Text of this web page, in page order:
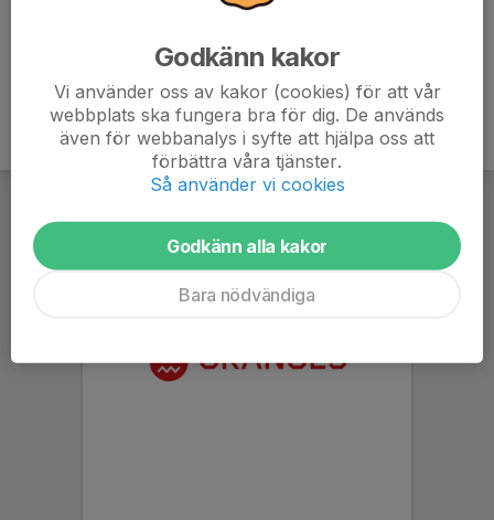
Godkänn kakor
Vi använder oss av kakor (cookies) för att vår
webbplats ska fungera bra för dig. De används
även för webbanalys i syfte att hjälpa oss att
förbättra våra tjänster.
Så använder vi cookies
Godkänn alla kakor
Bara nödvändiga